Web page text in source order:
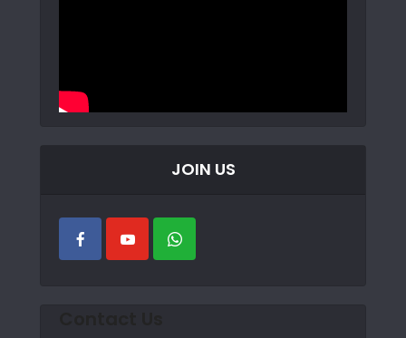
JOIN US